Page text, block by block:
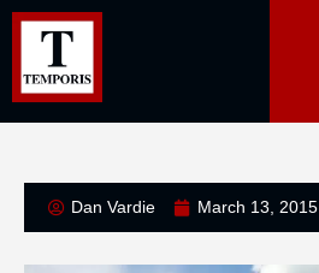
Dan Vardie March 13, 2015